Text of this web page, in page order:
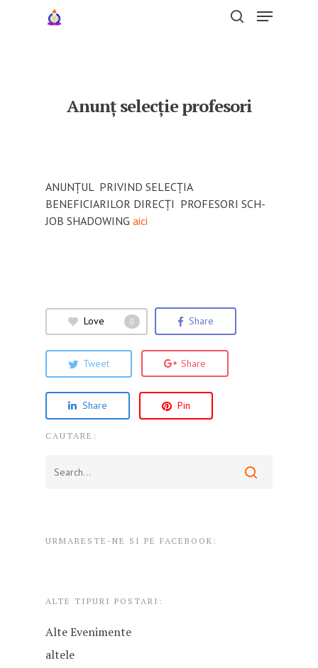
Anunț selecție profesori
ANUNȚUL PRIVIND SELECȚIA
BENEFICIARILOR DIRECȚI PROFESORI SCH-
JOB SHADOWING aici
Love 0 Share
Tweet Share
Share Pin
CAUTARE:
URMARESTE-NE SI PE FACEBOOK:
ALTE TIPURI POSTARI:
Alte Evenimente
altele